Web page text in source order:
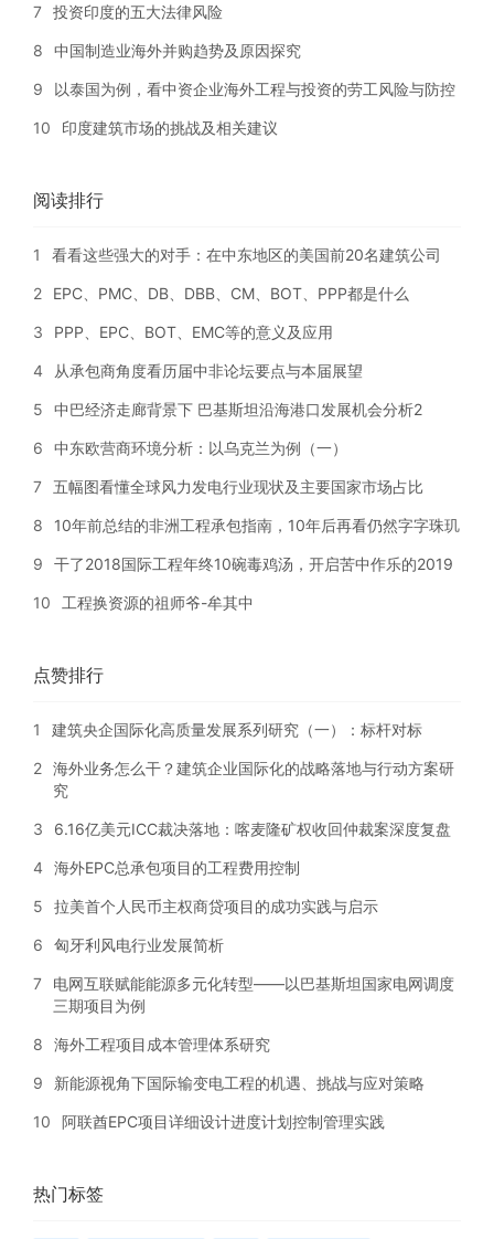
7 投资印度的五大法律风险
8 中国制造业海外并购趋势及原因探究
9 以泰国为例，看中资企业海外工程与投资的劳工风险与防控
10 印度建筑市场的挑战及相关建议
阅读排行
1 看看这些强大的对手：在中东地区的美国前20名建筑公司
2 EPC、PMC、DB、DBB、CM、BOT、PPP都是什么
3 PPP、EPC、BOT、EMC等的意义及应用
4 从承包商角度看历届中非论坛要点与本届展望
5 中巴经济走廊背景下 巴基斯坦沿海港口发展机会分析2
6 中东欧营商环境分析：以乌克兰为例（一）
7 五幅图看懂全球风力发电行业现状及主要国家市场占比
8 10年前总结的非洲工程承包指南，10年后再看仍然字字珠玑
9 干了2018国际工程年终10碗毒鸡汤，开启苦中作乐的2019
10 工程换资源的祖师爷-牟其中
点赞排行
1 建筑央企国际化高质量发展系列研究（一）：标杆对标
2 海外业务怎么干？建筑企业国际化的战略落地与行动方案研
究
3 6.16亿美元ICC裁决落地：喀麦隆矿权收回仲裁案深度复盘
4 海外EPC总承包项目的工程费用控制
5 拉美首个人民币主权商贷项目的成功实践与启示
6 匈牙利风电行业发展简析
7
电网互联赋能能源多元化转型——以巴基斯坦国家电网调度
三期项目为例
8 海外工程项目成本管理体系研究
9 新能源视角下国际输变电工程的机遇、挑战与应对策略
10 阿联酋EPC项目详细设计进度计划控制管理实践
热门标签